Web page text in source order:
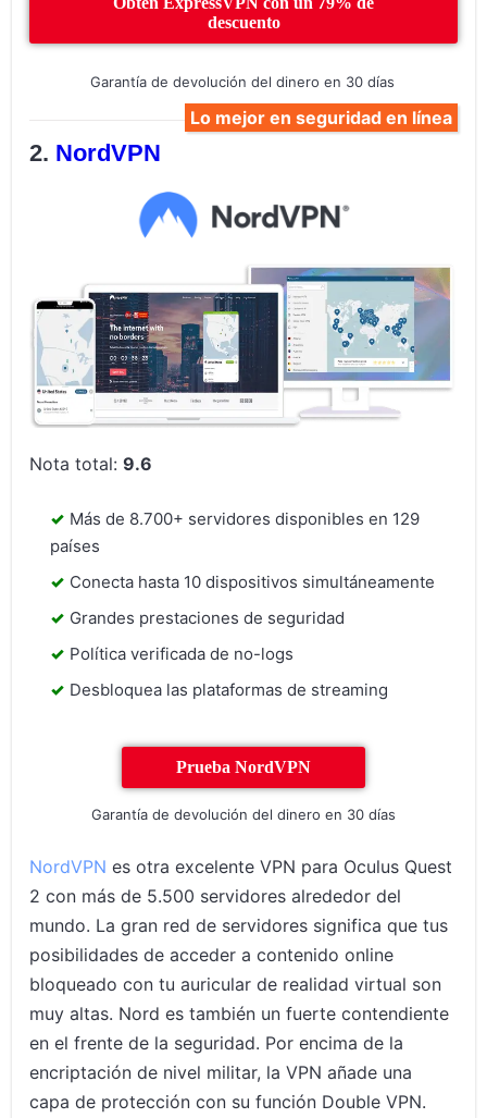
descuento
Garantía de devolución del dinero en 30 días
Lo mejor en seguridad en línea
NordVPN
Nota total:9.6
Más de 8.700+ servidores disponibles en 129
países
Conecta hasta 10 dispositivos simultáneamente
Grandes prestaciones de seguridad
Política verificada de no-logs
Desbloquea las plataformas de streaming
Prueba NordVPN
Garantía de devolución del dinero en 30 días
NordVPN es otra excelente VPN para Oculus Quest
2 con más de 5.500 servidores alrededor del
mundo. La gran red de servidores significa que tus
posibilidades de acceder a contenido online
bloqueado con tu auricular de realidad virtual son
muy altas. Nord es también un fuerte contendiente
en el frente de la seguridad. Por encima de la
encriptación de nivel militar, la VPN añade una
capa de protección con su función Double VPN.